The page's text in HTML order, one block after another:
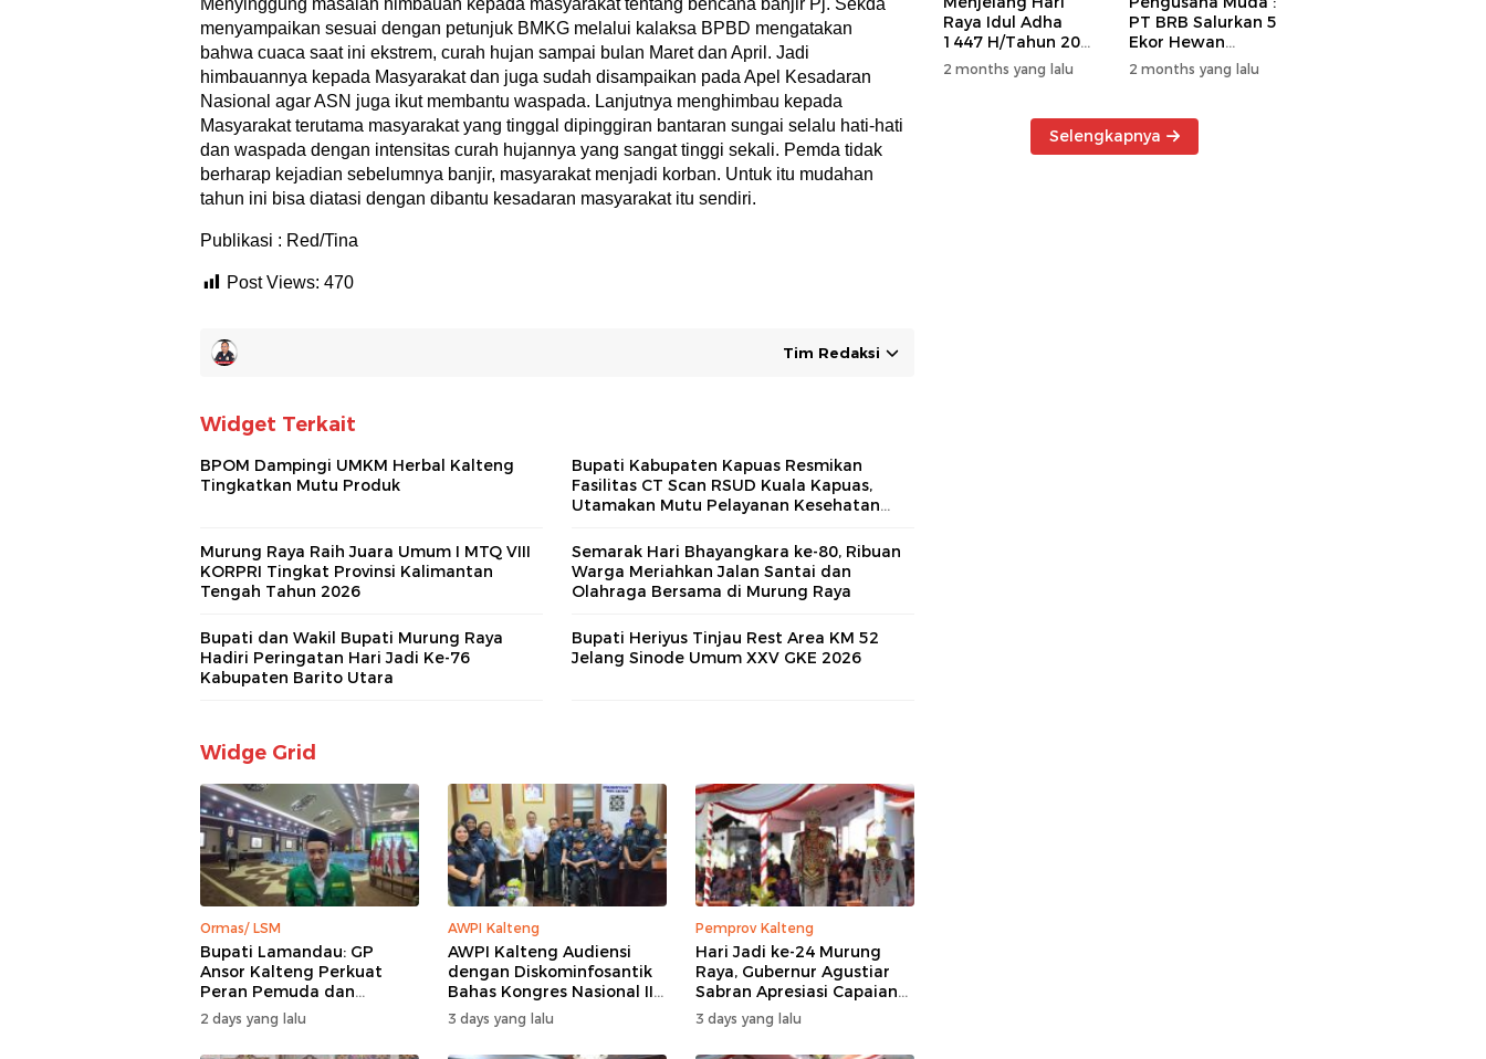
Menyinggung masalah himbauan kepada masyarakat tentang bencana banjir Pj. Sekda
menyampaikan sesuai dengan petunjuk BMKG melalui kalaksa BPBD mengatakan
bahwa cuaca saat ini ekstrem, curah hujan sampai bulan Maret dan April. Jadi
himbauannya kepada Masyarakat dan juga sudah disampaikan pada Apel Kesadaran
Nasional agar ASN juga ikut membantu waspada. Lanjutnya menghimbau kepada
Masyarakat terutama masyarakat yang tinggal dipinggiran bantaran sungai selalu hati-hati
dan waspada dengan intensitas curah hujannya yang sangat tinggi sekali. Pemda tidak
berharap kejadian sebelumnya banjir, masyarakat menjadi korban. Untuk itu mudahan
tahun ini bisa diatasi dengan dibantu kesadaran masyarakat itu sendiri.
Publikasi : Red/Tina
Post Views: 470
Tim Redaksi
Widget Terkait
BPOM Dampingi UMKM Herbal Kalteng
Tingkatkan Mutu Produk
Bupati Kabupaten Kapuas Resmikan
Fasilitas CT Scan RSUD Kuala Kapuas,
Utamakan Mutu Pelayanan Kesehatan
Murung Raya Raih Juara Umum I MTQ VIII
KORPRI Tingkat Provinsi Kalimantan
Tengah Tahun 2026
Semarak Hari Bhayangkara ke-80, Ribuan
Warga Meriahkan Jalan Santai dan
Olahraga Bersama di Murung Raya
Bupati dan Wakil Bupati Murung Raya
Hadiri Peringatan Hari Jadi Ke-76
Kabupaten Barito Utara
Bupati Heriyus Tinjau Rest Area KM 52
Jelang Sinode Umum XXV GKE 2026
Widge Grid
Ormas/ LSM
Bupati Lamandau: GP
Ansor Kalteng Perkuat
Peran Pemuda dan
Penanganan Karhutla
2 days yang lalu
AWPI Kalteng
AWPI Kalteng Audiensi
dengan Diskominfosantik
Bahas Kongres Nasional II
AWPI
3 days yang lalu
Pemprov Kalteng
Hari Jadi ke-24 Murung
Raya, Gubernur Agustiar
Sabran Apresiasi Capaian
Pembangunan
3 days yang lalu
Raya Idul Adha
1447 H/Tahun 2026
M, PT BRB Salurkan
5 Ekor Hewan
2 months yang lalu
PT BRB Salurkan 5
Ekor Hewan
Kurban Kepada
Warga Khususnya
Operasional
2 months yang lalu
Selengkapnya